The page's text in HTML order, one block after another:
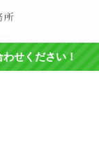
せください！